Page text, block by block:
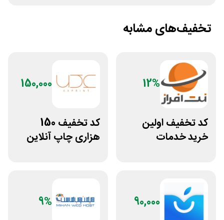
تخفیف‌های مشابه
12%
کد تخفیف اولین
خرید خدمات
150,000
کد تخفیف 150
هزاری چاپ آنلاین
90,000
9%